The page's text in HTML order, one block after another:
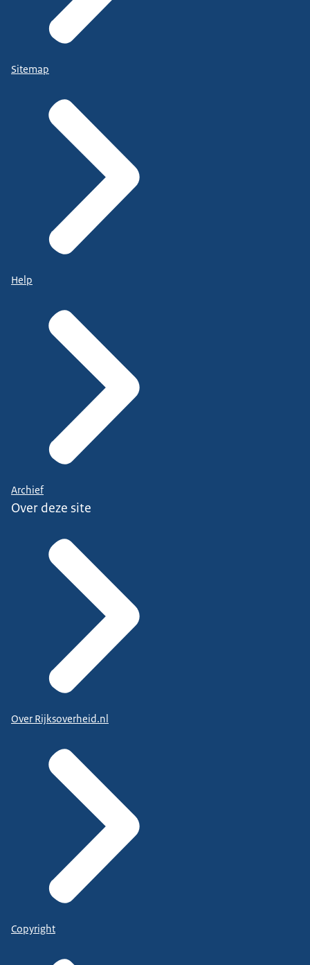
Sitemap
Help
Archief
Over deze site
Over Rijksoverheid.nl
Copyright